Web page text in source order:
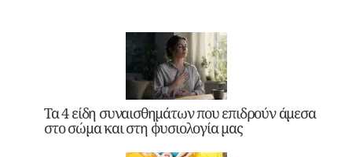
Τα 4 είδη συναισθημάτων που επιδρούν άμεσα
στο σώμα και στη φυσιολογία μας